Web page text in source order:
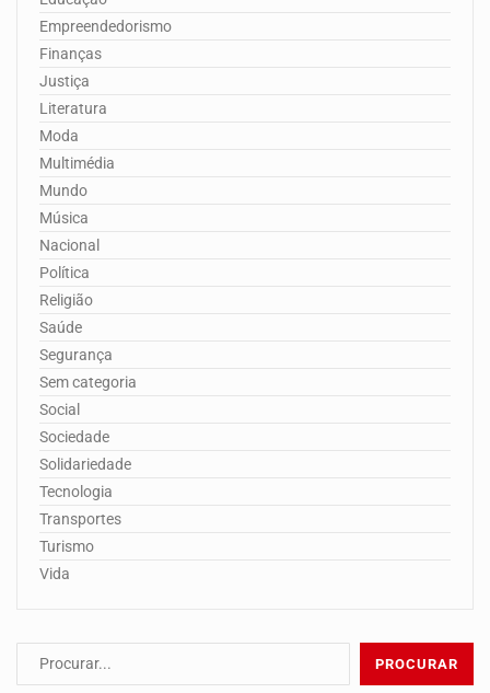
Empreendedorismo
Finanças
Justiça
Literatura
Moda
Multimédia
Mundo
Música
Nacional
Política
Religião
Saúde
Segurança
Sem categoria
Social
Sociedade
Solidariedade
Tecnologia
Transportes
Turismo
Vida